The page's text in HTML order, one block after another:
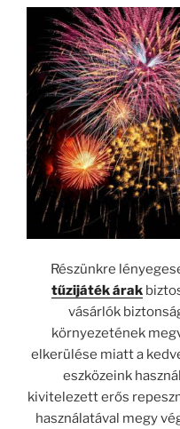
Részünkre
tűzijáték árak
vásárlók
környezetének
elkerülése miatt a
eszközeink
kivitelezett erős
használatával megy